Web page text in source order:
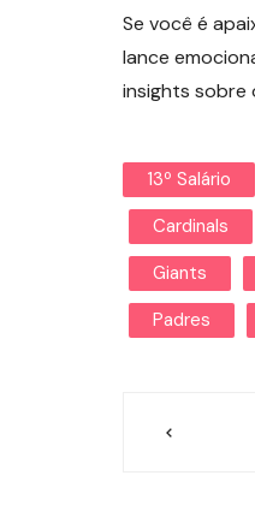
Se você é
lance
insights sobre
13º Salário
Cardinals
Giants
Padres